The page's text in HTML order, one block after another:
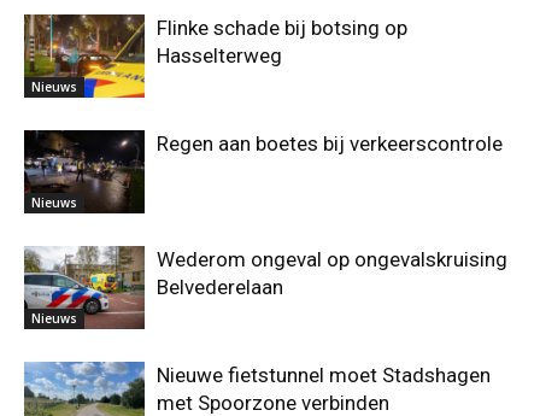
Nieuws
Flinke schade bij botsing op
Hasselterweg
Nieuws
Regen aan boetes bij verkeerscontrole
Nieuws
Wederom ongeval op ongevalskruising
Belvederelaan
Nieuwe fietstunnel moet Stadshagen
met Spoorzone verbinden